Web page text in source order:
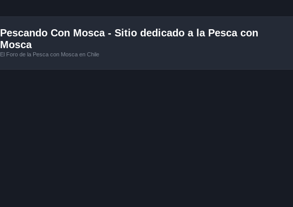
Pescando Con Mosca - Sitio dedicado a la Pesca con
Mosca
El Foro de la Pesca con Mosca en Chile